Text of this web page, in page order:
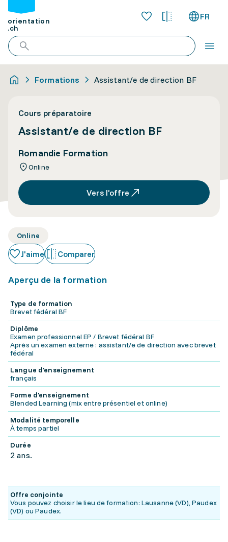
orientation
.ch
FR
Formations Assistant/e de direction BF
Cours préparatoire
Assistant/e de direction BF
Romandie Formation
Online
Vers l’offre
Online
J'aime Comparer
Aperçu de la formation
Type de formation
Brevet fédéral BF
Diplôme
Examen professionnel EP / Brevet fédéral BF
Après un examen externe : assistant/e de direction avec brevet
fédéral
Langue d'enseignement
français
Forme d'enseignement
Blended Learning (mix entre présentiel et online)
Modalité temporelle
À temps partiel
Durée
2 ans.
Offre conjointe
Vous pouvez choisir le lieu de formation: Lausanne (VD), Paudex
(VD) ou Paudex.